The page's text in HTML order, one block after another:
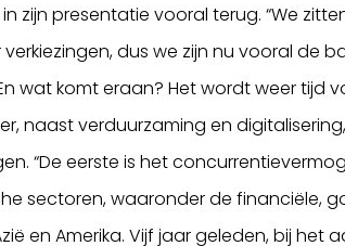
zijn presentatie vooral terug. “We
dus we zijn nu vooral de
wat komt eraan? Het wordt weer tijd
naast verduurzaming en
“De eerste is het
sectoren, waaronder de financiële,
en Amerika. Vijf jaar geleden, bij het